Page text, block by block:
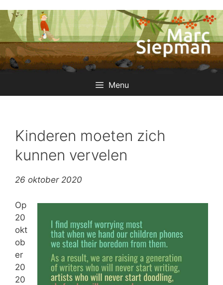
naar
inhoud
Menu
Kinderen moeten zich
kunnen vervelen
26 oktober 2020
Op
20
okt
ob
er
20
20